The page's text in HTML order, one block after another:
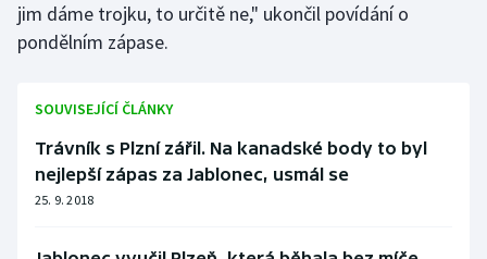
Ragby
Rychlostní kanoistika
Short track
jim dáme trojku, to určitě ne," ukončil povídání o
pondělním zápase.
SOUVISEJÍCÍ ČLÁNKY
Trávník s Plzní zářil. Na kanadské body to byl
nejlepší zápas za Jablonec, usmál se
25. 9. 2018